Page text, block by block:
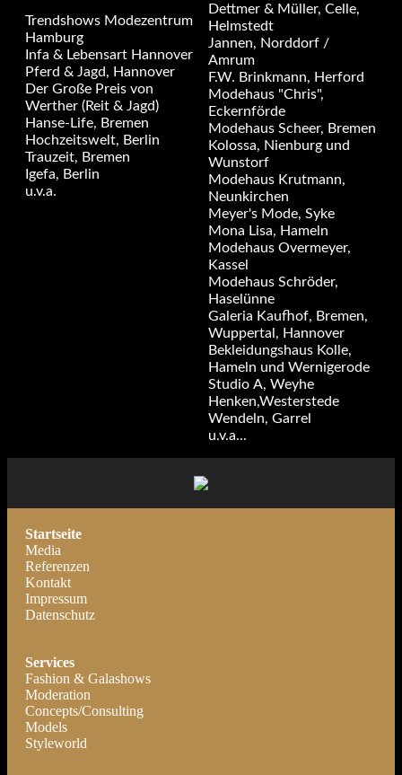
Trendshows Modezentrum
Hamburg
Infa & Lebensart Hannover
Pferd & Jagd, Hannover
Der Große Preis von
Werther (Reit & Jagd)
Hanse-Life, Bremen
Hochzeitswelt, Berlin
Trauzeit, Bremen
Igefa, Berlin
u.v.a.
Dettmer & Müller, Celle,
Helmstedt
Jannen, Norddorf /
Amrum
F.W. Brinkmann, Herford
Modehaus "Chris",
Eckernförde
Modehaus Scheer, Bremen
Kolossa, Nienburg und
Wunstorf
Modehaus Krutmann,
Neunkirchen
Meyer's Mode, Syke
Mona Lisa, Hameln
Modehaus Overmeyer,
Kassel
Modehaus Schröder,
Haselünne
Galeria Kaufhof, Bremen,
Wuppertal, Hannover
Bekleidungshaus Kolle,
Hameln und Wernigerode
Studio A, Weyhe
Henken,Westerstede
Wendeln, Garrel
u.v.a...
Startseite
Media
Referenzen
Kontakt
Impressum
Datenschutz
Services
Fashion & Galashows
Moderation
Concepts/Consulting
Models
Styleworld